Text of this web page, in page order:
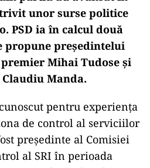
unor surse politice
PSD ia în calcul două
propune președintelui
Mihai Tudose și
Manda.
pentru experiența
de control al serviciilor
președinte al Comisiei
al SRI în perioada